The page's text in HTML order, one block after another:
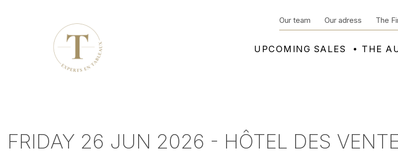
UPCOMING SALES THE
Our team Our adress The
FRIDAY 26 JUN 2026 - HÔTEL DES